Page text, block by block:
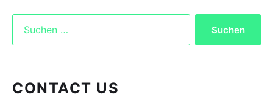
CONTACT US